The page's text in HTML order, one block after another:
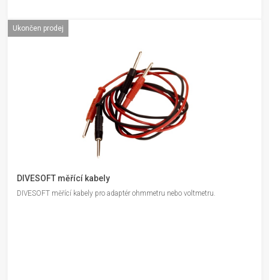
Ukončen prodej
DIVESOFT měřící kabely
DIVESOFT měřící kabely pro adaptér ohmmetru nebo voltmetru.